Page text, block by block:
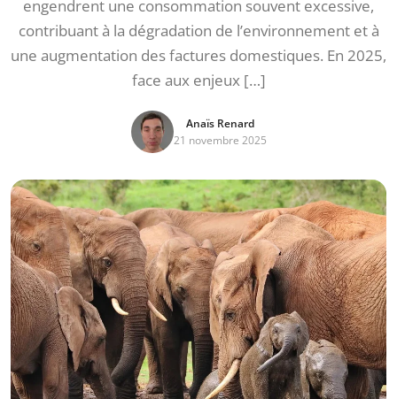
engendrent une consommation souvent excessive,
contribuant à la dégradation de l’environnement et à
une augmentation des factures domestiques. En 2025,
face aux enjeux […]
Anaïs Renard
21 novembre 2025